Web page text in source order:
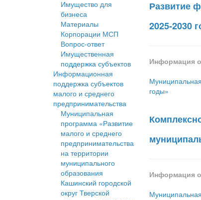
Имущество для
бизнеса
Материалы
Корпорации МСП
Вопрос-ответ
Имущественная
поддержка субъектов
Информационная
поддержка субъектов
малого и среднего
предпринимательства
Муниципальная
программа «Развитие
малого и среднего
предпринимательства
на территории
муниципального
образования
Кашинский городской
округ Тверской
Развитие
2025-2030
Информация
годы»
Информация